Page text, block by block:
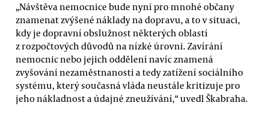
„Návštěva nemocnice bude nyní pro mnohé občany
znamenat zvýšené náklady na dopravu, a to v situaci,
kdy je dopravní obslužnost některých oblastí
z rozpočtových důvodů na nízké úrovni. Zavírání
nemocnic nebo jejich oddělení navíc znamená
zvyšování nezaměstnanosti a tedy zatížení sociálního
systému, který současná vláda neustále kritizuje pro
jeho nákladnost a údajné zneužívání,“ uvedl Škabraha.